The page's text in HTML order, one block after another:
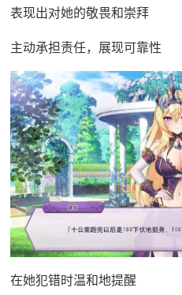
表现出对她的敬畏和崇拜
主动承担责任，展现可靠性
在她犯错时温和地提醒